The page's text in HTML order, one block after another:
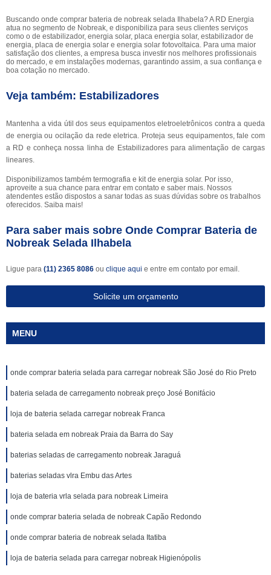
Buscando onde comprar bateria de nobreak selada Ilhabela? A RD Energia
atua no segmento de Nobreak, e disponibiliza para seus clientes serviços
como o de estabilizador, energia solar, placa energia solar, estabilizador de
energia, placa de energia solar e energia solar fotovoltaica. Para uma maior
satisfação dos clientes, a empresa busca investir nos melhores profissionais
do mercado, e em instalações modernas, garantindo assim, a sua confiança e
boa cotação no mercado.
Veja também: Estabilizadores
Mantenha a vida útil dos seus equipamentos eletroeletrônicos contra a queda
de energia ou ocilação da rede eletrica. Proteja seus equipamentos, fale com
a RD e conheça nossa linha de Estabilizadores para alimentação de cargas
lineares.
Disponibilizamos também termografia e kit de energia solar. Por isso,
aproveite a sua chance para entrar em contato e saber mais. Nossos
atendentes estão dispostos a sanar todas as suas dúvidas sobre os trabalhos
oferecidos. Saiba mais!
Para saber mais sobre Onde Comprar Bateria de
Nobreak Selada Ilhabela
Ligue para (11) 2365 8086 ou clique aqui e entre em contato por email.
Solicite um orçamento
MENU
onde comprar bateria selada para carregar nobreak São José do Rio Preto
bateria selada de carregamento nobreak preço José Bonifácio
loja de bateria selada carregar nobreak Franca
bateria selada em nobreak Praia da Barra do Say
baterias seladas de carregamento nobreak Jaraguá
baterias seladas vlra Embu das Artes
loja de bateria vrla selada para nobreak Limeira
onde comprar bateria selada de nobreak Capão Redondo
onde comprar bateria de nobreak selada Itatiba
loja de bateria selada para carregar nobreak Higienópolis